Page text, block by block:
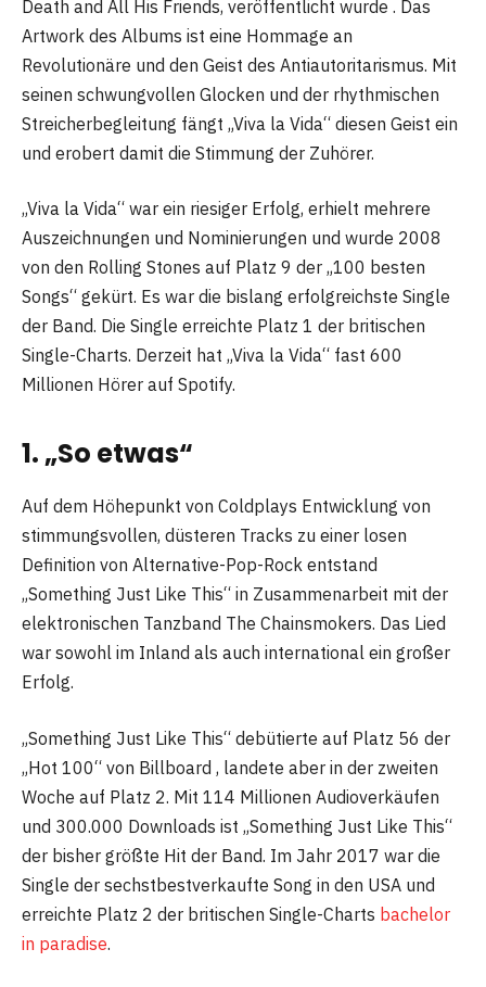
Death and All His Friends, veröffentlicht wurde . Das
Artwork des Albums ist eine Hommage an
Revolutionäre und den Geist des Antiautoritarismus. Mit
seinen schwungvollen Glocken und der rhythmischen
Streicherbegleitung fängt „Viva la Vida“ diesen Geist ein
und erobert damit die Stimmung der Zuhörer.
„Viva la Vida“ war ein riesiger Erfolg, erhielt mehrere
Auszeichnungen und Nominierungen und wurde 2008
von den Rolling Stones auf Platz 9 der „100 besten
Songs“ gekürt. Es war die bislang erfolgreichste Single
der Band. Die Single erreichte Platz 1 der britischen
Single-Charts. Derzeit hat „Viva la Vida“ fast 600
Millionen Hörer auf Spotify.
1. „So etwas“
Auf dem Höhepunkt von Coldplays Entwicklung von
stimmungsvollen, düsteren Tracks zu einer losen
Definition von Alternative-Pop-Rock entstand
„Something Just Like This“ in Zusammenarbeit mit der
elektronischen Tanzband The Chainsmokers. Das Lied
war sowohl im Inland als auch international ein großer
Erfolg.
„Something Just Like This“ debütierte auf Platz 56 der
„Hot 100“ von Billboard , landete aber in der zweiten
Woche auf Platz 2. Mit 114 Millionen Audioverkäufen
und 300.000 Downloads ist „Something Just Like This“
der bisher größte Hit der Band. Im Jahr 2017 war die
Single der sechstbestverkaufte Song in den USA und
erreichte Platz 2 der britischen Single-Charts bachelor
in paradise.